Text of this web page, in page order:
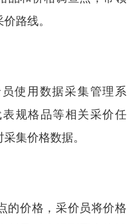
路线。
使用数据采集管理系
规格品等相关采价任
集价格数据。
的价格，采价员将价格